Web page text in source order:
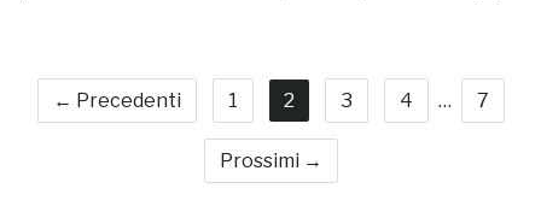
← Precedenti 1 2 3 4 … 7
Prossimi →